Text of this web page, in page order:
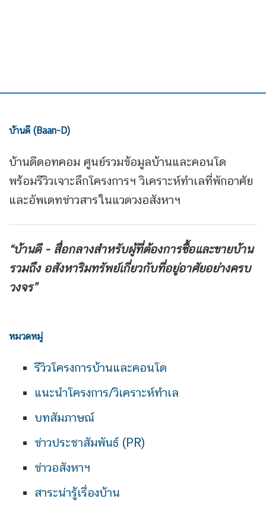
บ้านดี (Baan-D)
บ้านดีดอทคอม ศูนย์รวมข้อมูลบ้านและคอนโด
พร้อมรีวิวเจาะลึกโครงการฯ วิเคราะห์ทำเลที่พักอาศัย
และอัพเดทข่าวสารในแวดวงอสังหาฯ
“บ้านดี - สื่อกลางสำหรับผู้ที่ต้องการซื้อและขายบ้าน
รวมถึง อสังหาริมทรัพย์เกี่ยวกับที่อยู่อาศัยอย่างครบ
วงจร”
หมวดหมู่
รีวิวโครงการบ้านและคอนโด
แนะนำโครงการ/วิเคราะห์ทำเล
บทสัมภาษณ์
ข่าวประชาสัมพันธ์ (PR)
ข่าวอสังหาฯ
สาระน่ารู้เรื่องบ้าน